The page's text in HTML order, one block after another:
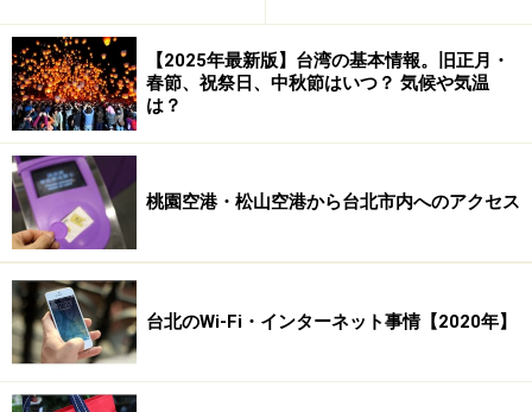
次は、置き時計。これはまさに発音が問題
なのです。この置き時計、プレゼントとし
ては、恋人同士だけでなく、一般的なプレ
ゼントとしても好まれません。置き時計を
意味する漢字は「鐘（ヂョン）」。この発
音は、「終」の発音（ヂョン）と同じなの
で、よってタブーとされているのです。終
わりを告げる置き時計には気をつけてくだ
さい。ちなみに、腕時計は「手{金表}（シ
ョウビアオ）」なので特にこだわることは
ないそうです。
【2025年最新版】台湾の基本情報。旧正月・
春節、祝祭日、中秋節はいつ？ 気候や気温
は？
桃園空港・松山空港から台北市内へのアクセス
台北のWi-Fi・インターネット事情【2020年】